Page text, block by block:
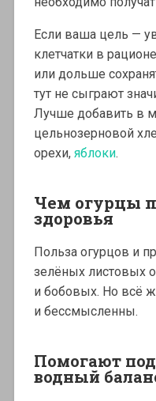
Если ваша цель —
клетчатки в
или дольше
тут не сыграют
Лучше добавить в
цельнозерновой
орехи, яблоки.
Чем огурцы
здоровья
Польза огурцов и
зелёных листовых
и бобовых. Но всё
и бессмысленны.
Помогают
водный